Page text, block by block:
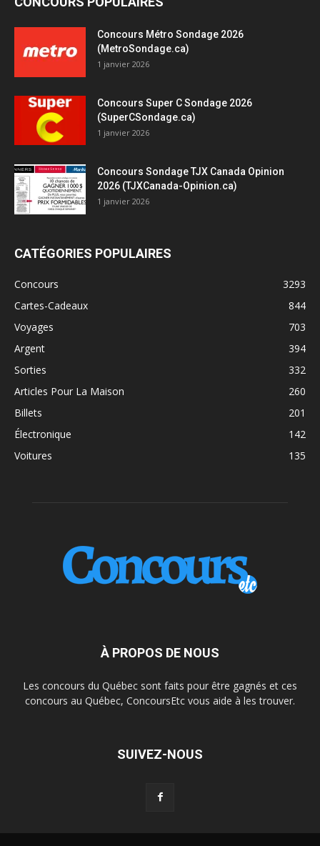
Concours Métro Sondage 2026
(MetroSondage.ca)
1 janvier 2026
Concours Super C Sondage 2026
(SuperCSondage.ca)
1 janvier 2026
Concours Sondage TJX Canada Opinion
2026 (TJXCanada-Opinion.ca)
1 janvier 2026
CATÉGORIES POPULAIRES
Concours
3293
Cartes-Cadeaux
844
Voyages
703
Argent
394
Sorties
332
Articles Pour La Maison
260
Billets
201
Électronique
142
Voitures
135
À PROPOS DE NOUS
Les concours du Québec sont faits pour être gagnés et ces
concours au Québec, ConcoursEtc vous aide à les trouver.
SUIVEZ-NOUS